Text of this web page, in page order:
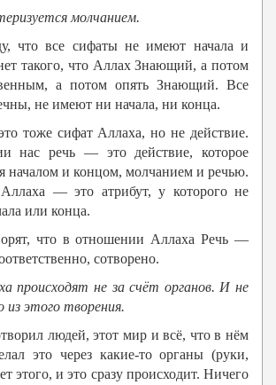
молчанием.
что все сифаты не имеют начала и
такого, что Аллах Знающий, а потом
а потом опять Знающий. Все
не имеют ни начала, ни конца.
тоже сифат Аллаха, но не действие.
нас речь — это действие, которое
началом и концом, молчанием и речью.
— это атрибут, у которого не
или конца.
что в отношении Аллаха Речь —
сотворено.
происходят не за счёт органов. И не
из этого творения.
людей, этот мир и всё, что в нём
это через какие-то органы (руки,
этого, и это сразу происходит. Ничего